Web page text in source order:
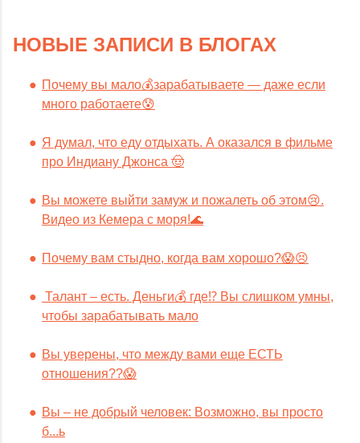
НОВЫЕ ЗАПИСИ В БЛОГАХ
Почему вы мало💰зарабатываете — даже если
много работаете😰
Я думал, что еду отдыхать. А оказался в фильме
про Индиану Джонса 🤠
Вы можете выйти замуж и пожалеть об этом😢.
Видео из Кемера с моря!🌊
Почему вам стыдно, когда вам хорошо?😱😣
Талант – есть. Деньги💰 где⁉️ Вы слишком умны,
чтобы зарабатывать мало
Вы уверены, что между вами еще ЕСТЬ
отношения??😱
Вы – не добрый человек: Возможно, вы просто
б...ь